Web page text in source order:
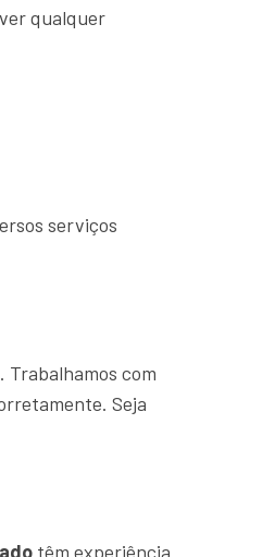
qualquer
serviços
Trabalhamos com
Seja
têm experiência